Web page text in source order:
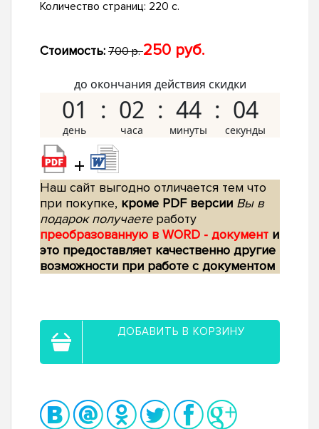
Количество страниц: 220 с.
Стоимость: 700 р.250 руб.
до окончания действия скидки
01 02 44 03
+
Наш сайт выгодно отличается тем что
при покупке, кроме PDF версии Вы в
подарок получаетеработу
преобразованную в WORD - документ и
это предоставляет качественно другие
возможности при работе с документом
ДОБАВИТЬ В КОРЗИНУ